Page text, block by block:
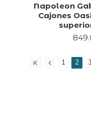
Napoleon
Cajones
1 2 3